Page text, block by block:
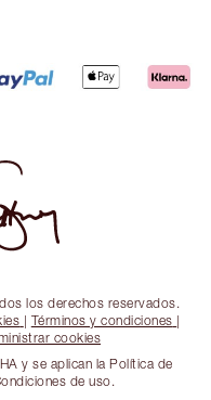
los derechos reservados.
| Términos y condiciones |
cookies
y se aplican la Política de
de uso.